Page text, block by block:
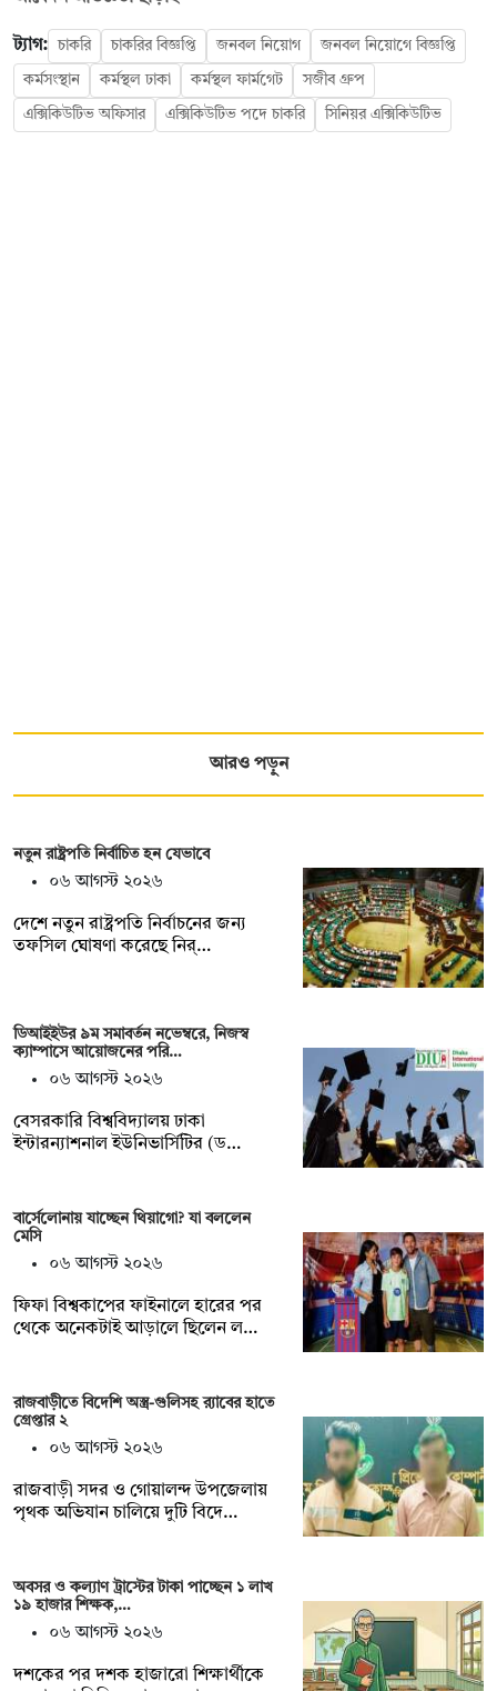
ট্যাগ: চাকরি চাকরির বিজ্ঞপ্তি জনবল নিয়োগ জনবল নিয়োগে বিজ্ঞপ্তি
কর্মসংস্থান কর্মস্থল ঢাকা কর্মস্থল ফার্মগেট সজীব গ্রুপ
এক্সিকিউটিভ অফিসার এক্সিকিউটিভ পদে চাকরি সিনিয়র এক্সিকিউটিভ
আরও পড়ুন
নতুন রাষ্ট্রপতি নির্বাচিত হন যেভাবে
০৬ আগস্ট ২০২৬
দেশে নতুন রাষ্ট্রপতি নির্বাচনের জন্য
তফসিল ঘোষণা করেছে নির্…
ডিআইইউর ৯ম সমাবর্তন নভেম্বরে, নিজস্ব
ক্যাম্পাসে আয়োজনের পরি…
০৬ আগস্ট ২০২৬
বেসরকারি বিশ্ববিদ্যালয় ঢাকা
ইন্টারন্যাশনাল ইউনিভার্সিটির (ড…
বার্সেলোনায় যাচ্ছেন থিয়াগো? যা বললেন
মেসি
০৬ আগস্ট ২০২৬
ফিফা বিশ্বকাপের ফাইনালে হারের পর
থেকে অনেকটাই আড়ালে ছিলেন ল…
রাজবাড়ীতে বিদেশি অস্ত্র-গুলিসহ র‍্যাবের হাতে
গ্রেপ্তার ২
০৬ আগস্ট ২০২৬
রাজবাড়ী সদর ও গোয়ালন্দ উপজেলায়
পৃথক অভিযান চালিয়ে দুটি বিদে…
অবসর ও কল্যাণ ট্রাস্টের টাকা পাচ্ছেন ১ লাখ
১৯ হাজার শিক্ষক,…
০৬ আগস্ট ২০২৬
দশকের পর দশক হাজারো শিক্ষার্থীকে